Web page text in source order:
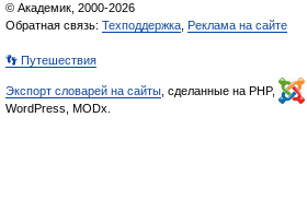
© Академик, 2000-2026
Обратная связь: Техподдержка Реклама на сайте
👣 Путешествия
Экспорт словарей на сайты , сделанные на PHP,
WordPress, MODx.